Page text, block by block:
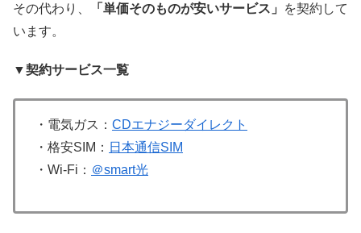
その代わり、
「単価そのものが安いサービス」
を契約して
います。
▼契約サービス一覧
・電気ガス： CDエナジーダイレクト
・格安SIM： 日本通信SIM
・Wi-Fi： ＠smart光